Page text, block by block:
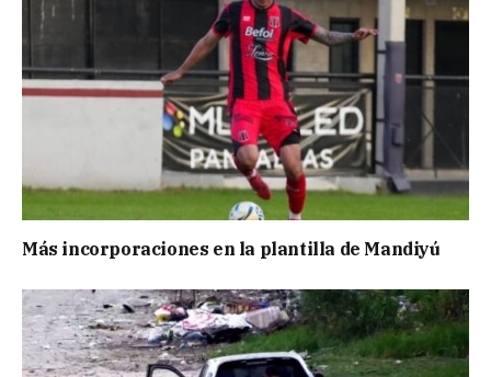
Más incorporaciones en la plantilla de Mandiyú